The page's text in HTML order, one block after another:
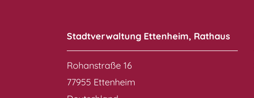
Stadtverwaltung Ettenheim, Rathaus
Rohanstraße 16
77955 Ettenheim